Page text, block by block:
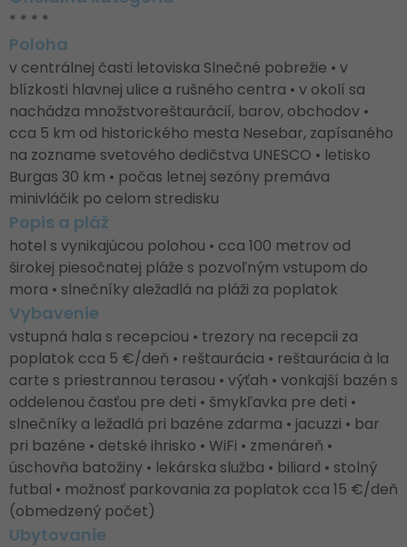
* * * *
Poloha
v centrálnej časti letoviska Slnečné pobrežie • v
blízkosti hlavnej ulice a rušného centra • v okolí sa
nachádza množstvoreštaurácií, barov, obchodov •
cca 5 km od historického mesta Nesebar, zapísaného
na zozname svetového dedičstva UNESCO • letisko
Burgas 30 km • počas letnej sezóny premáva
minivláčik po celom stredisku
Popis a pláž
hotel s vynikajúcou polohou • cca 100 metrov od
širokej piesočnatej pláže s pozvoľným vstupom do
mora • slnečníky aležadlá na pláži za poplatok
Vybavenie
vstupná hala s recepciou • trezory na recepcii za
poplatok cca 5 €/deň • reštaurácia • reštaurácia à la
carte s priestrannou terasou • výťah • vonkajší bazén s
oddelenou časťou pre deti • šmykľavka pre deti •
slnečníky a ležadlá pri bazéne zdarma • jacuzzi • bar
pri bazéne • detské ihrisko • WiFi • zmenáreň •
úschovňa batožiny • lekárska služba • biliard • stolný
futbal • možnosť parkovania za poplatok cca 15 €/deň
(obmedzený počet)
Ubytovanie